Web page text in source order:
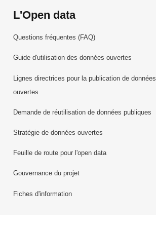
L'Open data
Questions fréquentes (FAQ)
Guide d'utilisation des données ouvertes
Lignes directrices pour la publication de données
ouvertes
Demande de réutilisation de données publiques
Stratégie de données ouvertes
Feuille de route pour l'open data
Gouvernance du projet
Fiches d'information